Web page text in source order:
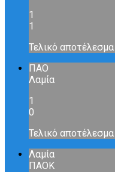
1
1
Τελικό αποτέλεσμα
ΠΑΟ
Λαμία
1
0
Τελικό αποτέλεσμα
Λαμία
ΠΑΟΚ